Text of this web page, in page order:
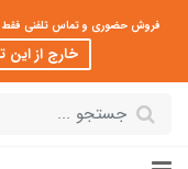
فروش حضوری و تماس تلفنی فقط از ساعت 11:30 صبح تا 2 عصر و 3 تا 8
خارج از